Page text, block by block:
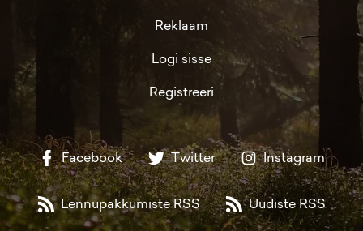
Reklaam
Logi sisse
Registreeri
Facebook Twitter Instagram
Lennupakkumiste RSS Uudiste RSS